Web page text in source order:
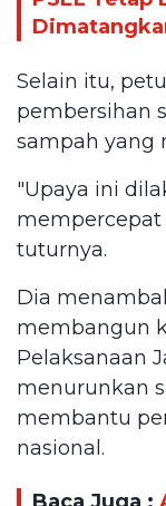
Selain itu,
pembersihan
sampah yang
"Upaya ini
mempercepat
tuturnya.
Dia
membangun
Pelaksanaan
menurunkan
membantu
nasional.